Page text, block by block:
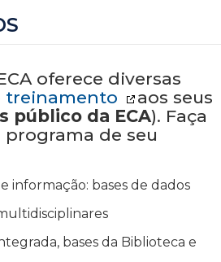
oferece diversas
treinamento
aos seus
público da ECA). Faça
de seu
informação: bases de dados
bases da Biblioteca e